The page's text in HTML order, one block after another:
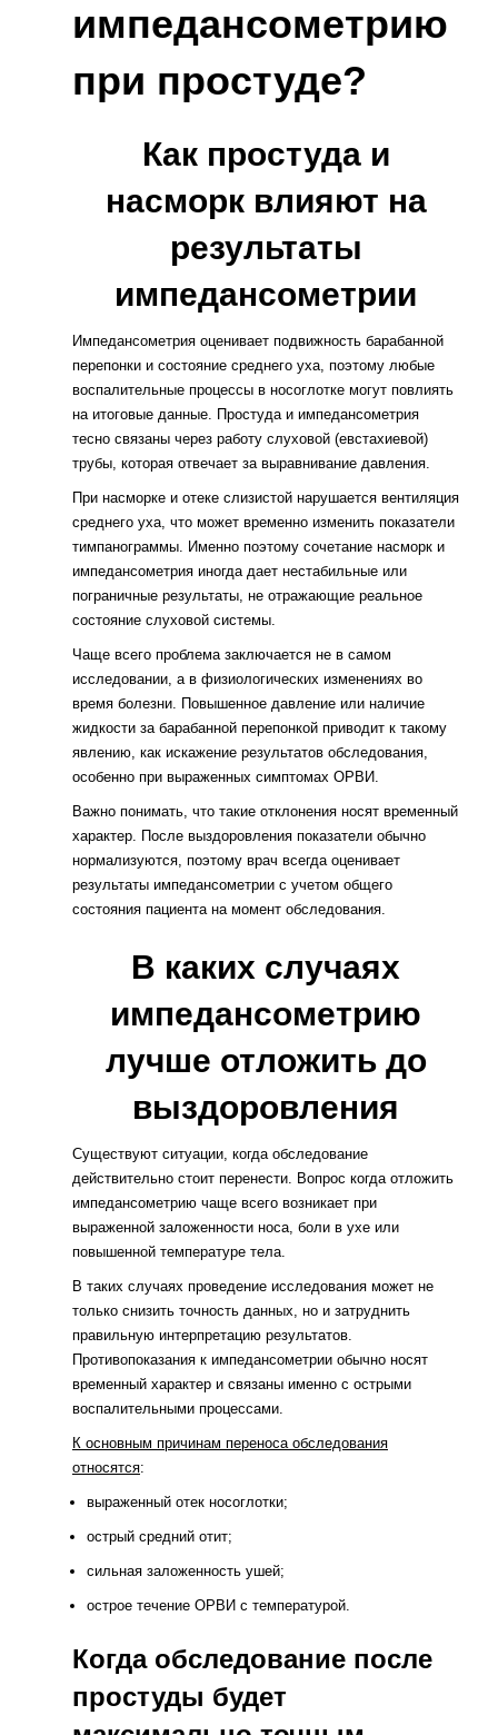
импедансометрию
при простуде?
Как простуда и
насморк влияют на
результаты
импедансометрии
Импедансометрия оценивает подвижность барабанной
перепонки и состояние среднего уха, поэтому любые
воспалительные процессы в носоглотке могут повлиять
на итоговые данные. Простуда и импедансометрия
тесно связаны через работу слуховой (евстахиевой)
трубы, которая отвечает за выравнивание давления.
При насморке и отеке слизистой нарушается вентиляция
среднего уха, что может временно изменить показатели
тимпанограммы. Именно поэтому сочетание насморк и
импедансометрия иногда дает нестабильные или
пограничные результаты, не отражающие реальное
состояние слуховой системы.
Чаще всего проблема заключается не в самом
исследовании, а в физиологических изменениях во
время болезни. Повышенное давление или наличие
жидкости за барабанной перепонкой приводит к такому
явлению, как искажение результатов обследования,
особенно при выраженных симптомах ОРВИ.
Важно понимать, что такие отклонения носят временный
характер. После выздоровления показатели обычно
нормализуются, поэтому врач всегда оценивает
результаты импедансометрии с учетом общего
состояния пациента на момент обследования.
В каких случаях
импедансометрию
лучше отложить до
выздоровления
Существуют ситуации, когда обследование
действительно стоит перенести. Вопрос когда отложить
импедансометрию чаще всего возникает при
выраженной заложенности носа, боли в ухе или
повышенной температуре тела.
В таких случаях проведение исследования может не
только снизить точность данных, но и затруднить
правильную интерпретацию результатов.
Противопоказания к импедансометрии обычно носят
временный характер и связаны именно с острыми
воспалительными процессами.
К основным причинам переноса обследования
относятся:
выраженный отек носоглотки;
острый средний отит;
сильная заложенность ушей;
острое течение ОРВИ с температурой.
Когда обследование после
простуды будет